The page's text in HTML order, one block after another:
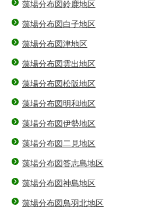
藻場分布図鈴鹿地区
藻場分布図白子地区
藻場分布図津地区
藻場分布図雲出地区
藻場分布図松阪地区
藻場分布図明和地区
藻場分布図伊勢地区
藻場分布図二見地区
藻場分布図答志島地区
藻場分布図神島地区
藻場分布図鳥羽北地区